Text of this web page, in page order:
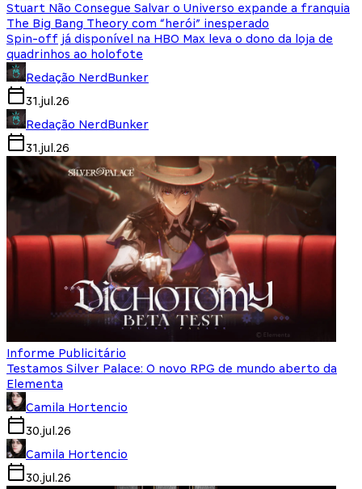
Stuart Não Consegue Salvar o Universo expande a franquia
The Big Bang Theory com “herói” inesperado
Spin-off já disponível na HBO Max leva o dono da loja de
quadrinhos ao holofote
Redação NerdBunker
31.jul.26
Redação NerdBunker
31.jul.26
Informe Publicitário
Testamos Silver Palace: O novo RPG de mundo aberto da
Elementa
Camila Hortencio
30.jul.26
Camila Hortencio
30.jul.26